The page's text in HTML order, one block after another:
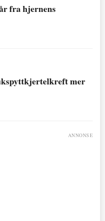
fra hjernens
mer
ANNONSE